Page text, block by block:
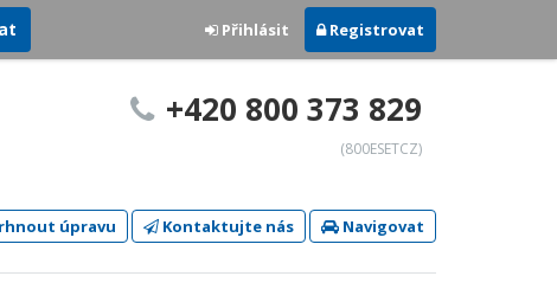
Přihlásit Registrovat
+420 800 373 829
(800ESETCZ)
úpravu Kontaktujte nás Navigovat